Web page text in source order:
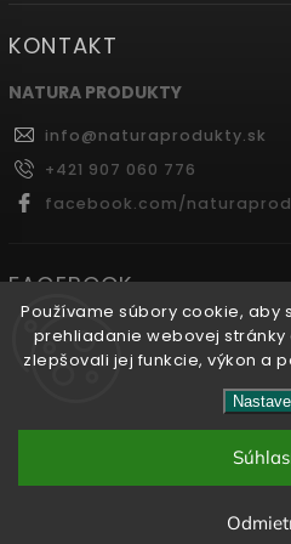
Používame súbory cookie, aby
prehliadanie webovej
zlepšovali jej funkcie, výkon a
KONTAKT
NATURA PRODUKTY
info@naturaprodukty.sk
+421 907 060 776
facebook.com/
FACEBOOK
Shoptet|